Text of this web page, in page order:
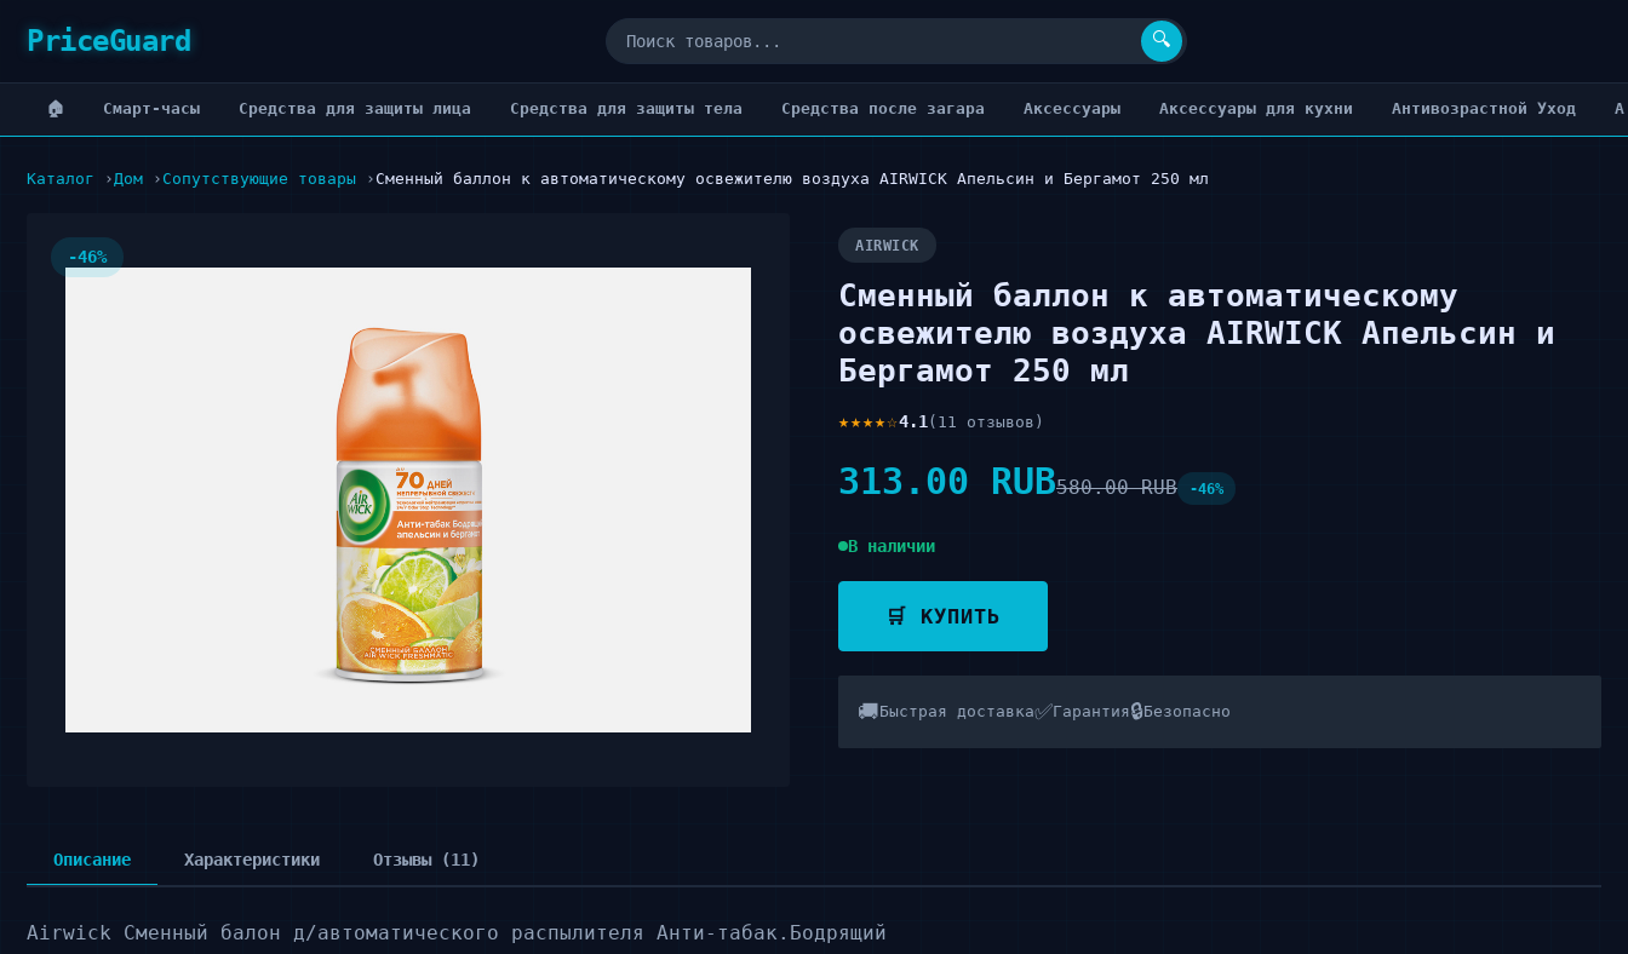
PriceGuard 🔍
🏠 Cмарт-часы Cредства для защиты лица Cредства для защиты тела Cредства после загара Аксессуары Аксессуары для кухни Антивозрастной Уход
Каталог Дом Сопутствующие товары Сменный баллон к автоматическому освежителю воздуха AIRWICK Апельсин и Бергамот 250 мл
-46%
AIRWICK
Сменный баллон к автоматическому
освежителю воздуха AIRWICK Апельсин и
Бергамот 250 мл
★★★★☆4.1 (11 отзывов)
313.00 RUB580.00 RUB -46%
В наличии
🛒 КУПИТЬ
🚚Быстрая доставка✅Гарантия🔒Безопасно
Описание Характеристики Отзывы (11)
Airwick Cменный балон д/автоматического распылителя Анти-табак.Бодрящий